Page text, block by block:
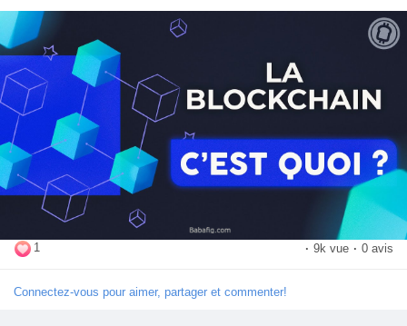
Découvrir Blogs
Mes Articles
Découvrir Marketplace
l'accord de tous les utilisateurs. Cela permet de garantir la
transparence et l'immuabilité des informations enregistrées sur
la blockchain.
John Imiza
1 · 9k vue · 0 avis
Connectez-vous pour aimer, partager et commenter!